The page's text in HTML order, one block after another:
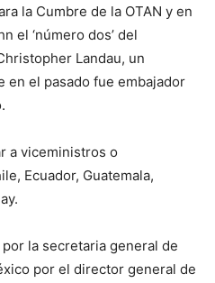
la Cumbre de la OTAN y en
el ‘número dos’ del
Landau, un
en el pasado fue embajador
a viceministros o
Ecuador, Guatemala,
la secretaria general de
por el director general de